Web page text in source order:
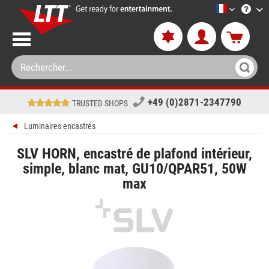
LTT-
TRUSTED SHOPS +49 (0)2871-2347790
Luminaires encastrés
SLV HORN, encastré de plafond intérieur,
simple, blanc mat, GU10/QPAR51, 50W
max